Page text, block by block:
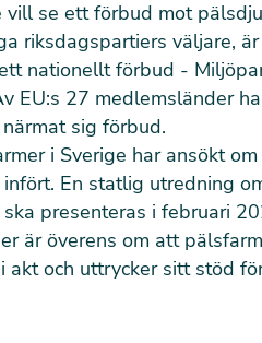
se ett förbud mot
riksdagspartiers väljare,
nationellt förbud -
EU:s 27 medlemsländer
sig förbud.
i Sverige har ansökt
En statlig utredning
presenteras i februari
är överens om att
och uttrycker sitt stöd